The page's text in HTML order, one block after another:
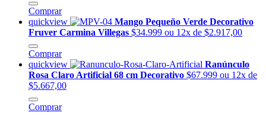
Comprar
quickview
Mango Pequeño Verde Decorativo
Fruver Carmina Villegas $34.999 ou 12x de $2.917,00
Comprar
quickview
Ranúnculo
Rosa Claro Artificial 68 cm Decorativo $67.999 ou 12x de
$5.667,00
Comprar